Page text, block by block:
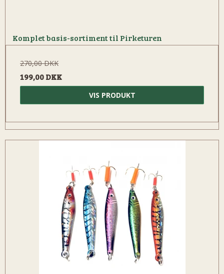
Komplet basis-sortiment til Pirketuren
270,00 DKK
199,00 DKK
VIS PRODUKT